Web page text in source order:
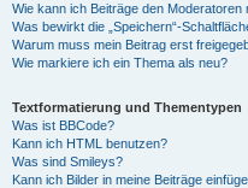
Wie kann ich Beiträge den Moderatoren
Was bewirkt die „Speichern“-
Warum muss mein Beitrag erst
Wie markiere ich ein Thema als neu?
Textformatierung und Thementypen
Was ist BBCode?
Kann ich HTML benutzen?
Was sind Smileys?
Kann ich Bilder in meine Beiträge